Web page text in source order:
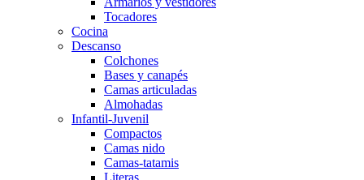
Tocadores
Cocina
Descanso
Colchones
Bases y canapés
Camas articuladas
Almohadas
Infantil-Juvenil
Compactos
Camas nido
Camas-tatamis
Literas